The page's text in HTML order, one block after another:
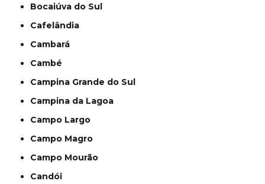
Bocaiúva do Sul
Cafelândia
Cambará
Cambé
Campina Grande do Sul
Campina da Lagoa
Campo Largo
Campo Magro
Campo Mourão
Candói